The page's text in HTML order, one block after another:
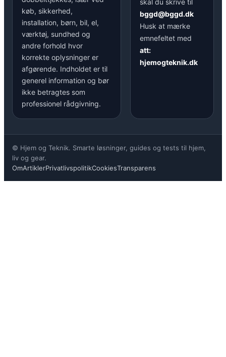
køb, sikkerhed,
installation, børn, bil, el,
værktøj, sundhed og
andre forhold hvor
korrekte oplysninger er
afgørende. Indholdet er til
generel information og bør
ikke betragtes som
professionel rådgivning.
skal du skrive til
bggd@bggd.dk
Husk at mærke
emnefeltet med
att:
hjemogteknik.dk
© Hjem og Teknik. Smarte løsninger, guides og tests til hjem,
liv og gear.
OmArtiklerPrivatlivspolitikCookiesTransparens